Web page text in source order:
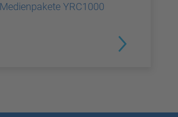
Medienpakete YRC1000